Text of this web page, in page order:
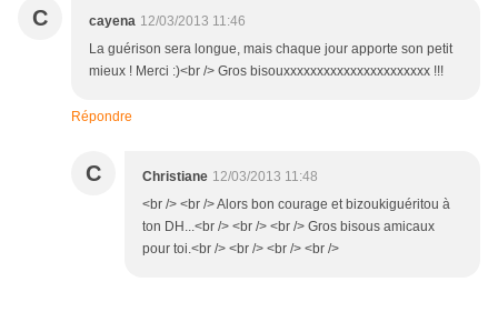
C cayena 12/03/2013 11:46
La guérison sera longue, mais chaque jour apporte son petit
mieux ! Merci :)<br /> Gros bisouxxxxxxxxxxxxxxxxxxxxxx !!!
Répondre
C Christiane 12/03/2013 11:48
<br /> <br /> Alors bon courage et bizoukiguéritou à
ton DH...<br /> <br /> <br /> Gros bisous amicaux
pour toi.<br /> <br /> <br /> <br />